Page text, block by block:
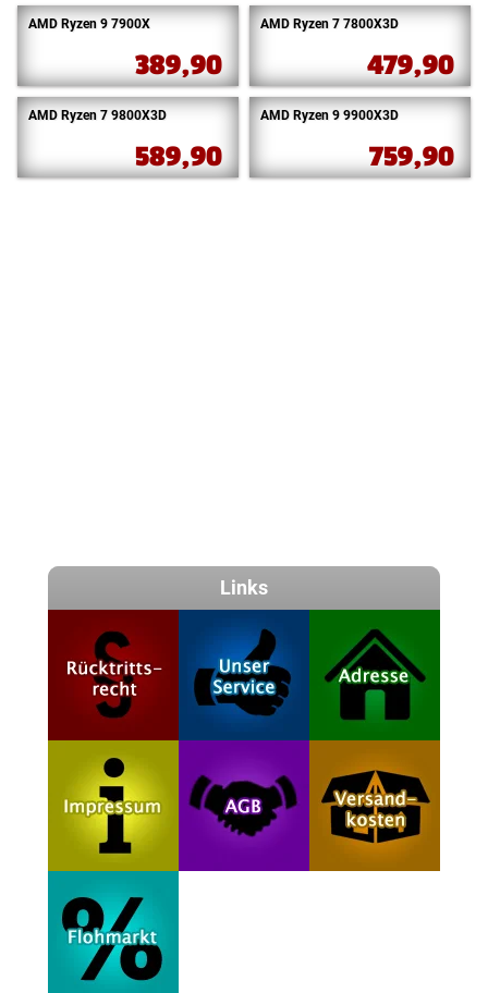
AMD Ryzen 9 7900X
389,90
AMD Ryzen 7 7800X3D
479,90
AMD Ryzen 7 9800X3D
589,90
AMD Ryzen 9 9900X3D
759,90
Links